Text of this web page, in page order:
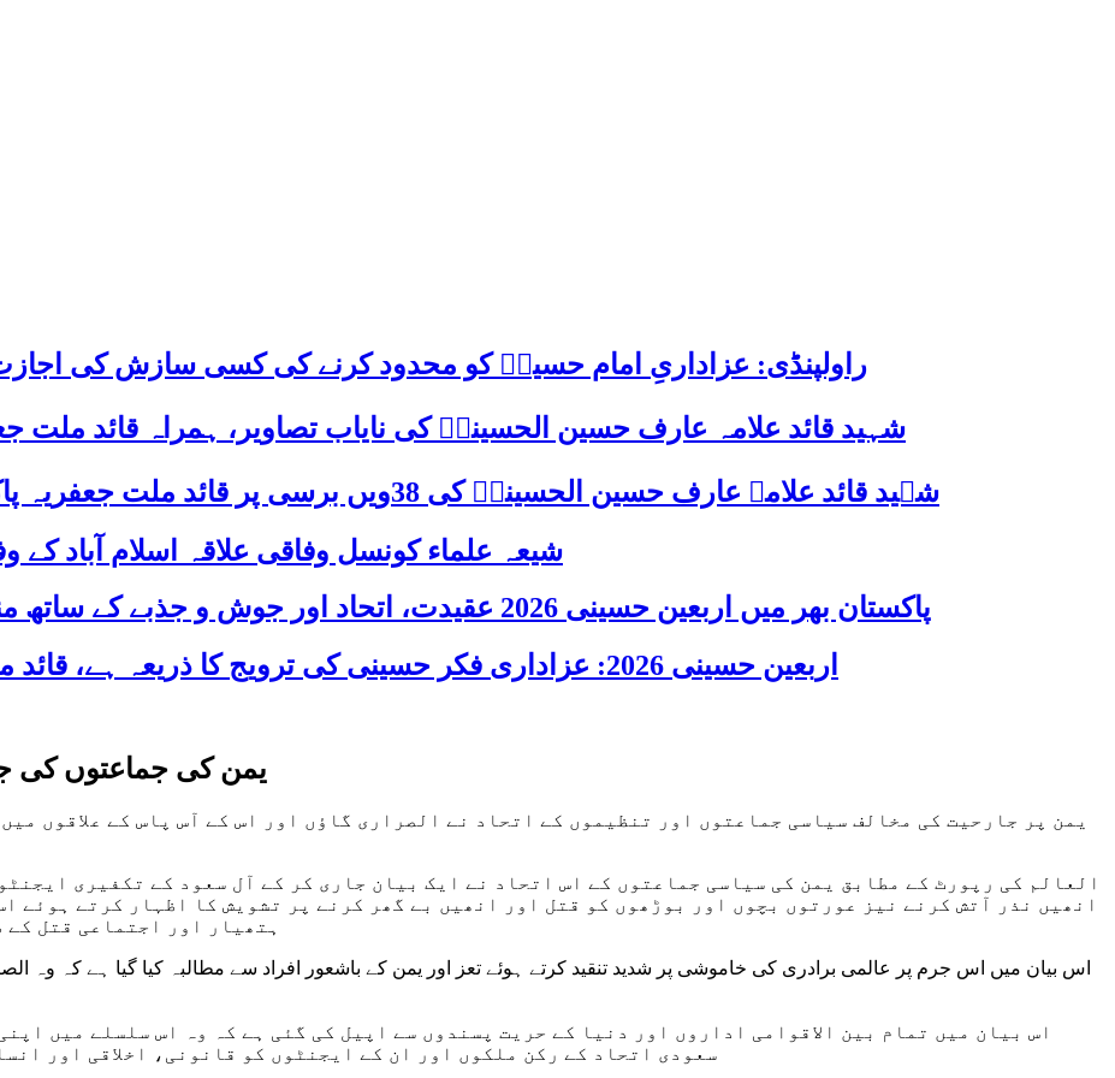
راولپنڈی: عزاداریِ امام حسینؑ کو محدود کرنے کی کسی سازش کی
شہید قائد علامہ عارف حسین الحسینیؒ کی نایاب تصاویر، ہمراہ قائد ملت
شہید قائد علامہ عارف حسین الحسینیؒ کی 38ویں برسی پر قائد ملت جعفریہ پاکستان علامہ ساجد علی نقوی کا اہم پیغام
شیعہ علماء کونسل وفاقی علاقہ اسلام
پاکستان بھر میں اربعین حسینی 2026 عقیدت، اتحاد اور جوش و جذبے کے ساتھ منایا گیا، لاکھوں عزادار جلوسوں میں شریک
اربعین حسینی 2026: عزاداری فکر حسینی کی ترویج کا ذریعہ ہے، قائد ملت جعفریہ آیت اللہ سید ساجد علی نقوی
یمن کی جماعتوں کی
یمن پر جارحیت کی مخالف سیاسی جماعتوں اور تنظیموں کے اتحاد نے الصراری گاؤں اور اس کے آس پاس کے علاقوں
العالم کی رپورٹ کے مطابق یمن کی سیاسی جماعتوں کے اس اتحاد نے ایک بیان جاری کر کے آل سعود کے تکفیری
انھیں نذر آتش کرنے نیز عورتوں بچوں اور بوڑھوں کو قتل اور انھیں بے گھر کرنے پر تشویش کا اظہار کرتے ہوئے
ہتھیار اور اجتماعی قتل
اس بیان میں اس جرم پر عالمی برادری کی خاموشی پر شدید تنقید کرتے ہوئے تعز اور یمن کے باشعور افراد سے مطالبہ کیا گیا ہے کہ وہ
اس بیان میں تمام بین الاقوامی اداروں اور دنیا کے حریت پسندوں سے اپیل کی گئی ہے کہ وہ اس سلسلے میں
سعودی اتحاد کے رکن ملکوں اور ان کے ایجنٹوں کو قانونی، اخلاقی اور